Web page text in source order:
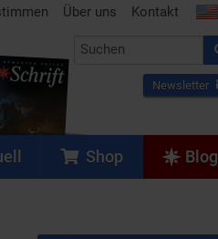
Über uns Kontakt
Newsletter
Shop Blog